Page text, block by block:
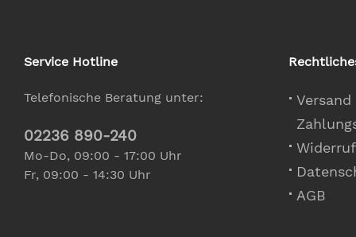
La Rioja Alta
Macia Batle
Marqués de Murrieta
Mesquida Mora
Service Hotline
Telefonische Beratung unter:
02236 890-240
Mo-Do, 09:00 - 17:00 Uhr
Fr, 09:00 - 14:30 Uhr
Versand
AGB